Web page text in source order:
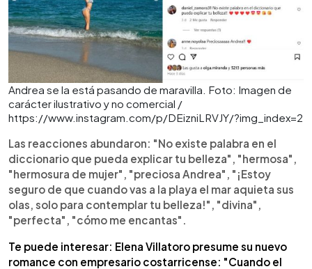
Andrea se la está pasando de maravilla. Foto: Imagen de
carácter ilustrativo y no comercial /
https://www.instagram.com/p/DEizniLRVJY/?img_index=2
Las reacciones abundaron: "No existe palabra en el
diccionario que pueda explicar tu belleza", "hermosa",
"hermosura de mujer", "preciosa Andrea", "¡Estoy
seguro de que cuando vas a la playa el mar aquieta sus
olas, solo para contemplar tu belleza!", "divina",
"perfecta", "cómo me encantas".
Te puede interesar: Elena Villatoro presume su nuevo
romance con empresario costarricense: "Cuando el